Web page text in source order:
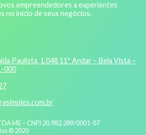
empreendedores a experientes
no início de seus negócios.
Paulista, 1.048 11º Andar – Bela Vista –
000
ME – CNPJ 20.982.289/0001-07
© 2020